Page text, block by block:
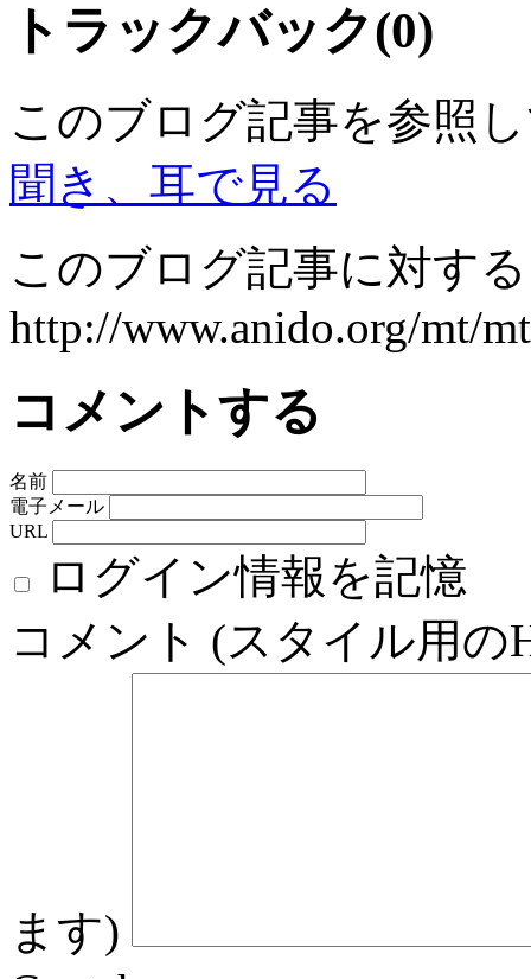
トラックバック(0)
このブログ記事を参照
聞き、耳で見る
このブログ記事に対す
http://www.anido.org/mt/
コメントする
名前
電子メール
URL
ログイン情報を記憶
コメント (スタイル用
ます)